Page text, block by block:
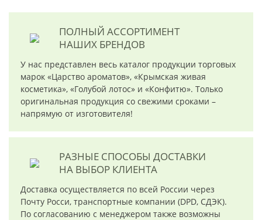
ПОЛНЫЙ АССОРТИМЕНТ
НАШИХ БРЕНДОВ
У нас представлен весь каталог продукции торговых
марок «Царство ароматов», «Крымская живая
косметика», «Голубой лотос» и «Конфитю». Только
оригинальная продукция со свежими сроками –
напрямую от изготовителя!
РАЗНЫЕ СПОСОБЫ ДОСТАВКИ
НА ВЫБОР КЛИЕНТА
Доставка осуществляется по всей России через
Почту Росси, транспортные компании (DPD, СДЭК).
По согласованию с менеджером также возможны